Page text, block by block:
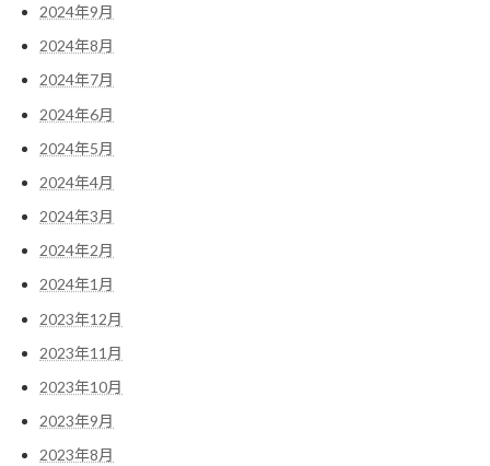
2024年9月
2024年8月
2024年7月
2024年6月
2024年5月
2024年4月
2024年3月
2024年2月
2024年1月
2023年12月
2023年11月
2023年10月
2023年9月
2023年8月